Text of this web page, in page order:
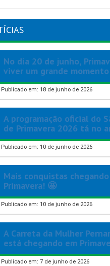
No dia 20 de junho,
viver um grande
Publicado em: 18 de junho de 2026
A programação oficial do
de Primavera 2026 tá no
Publicado em: 10 de junho de 2026
Mais conquistas
Primavera! 🤩
Publicado em: 10 de junho de 2026
A Carreta da Mulher
está chegando em
Publicado em: 7 de junho de 2026